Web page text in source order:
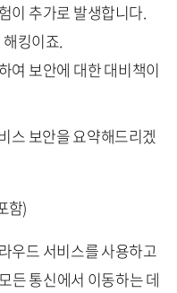
이 추가로 발생합니다.
킹이죠.
여 보안에 대한 대비책이
스 보안을 요약해드리겠
함)
우드 서비스를 사용하고
든 통신에서 이동하는 데